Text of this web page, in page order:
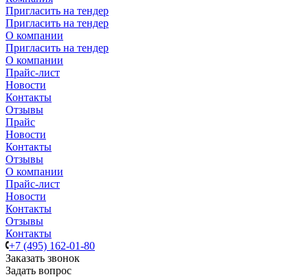
Пригласить на тендер
Пригласить на тендер
О компании
Пригласить на тендер
О компании
Прайс-лист
Новости
Контакты
Отзывы
Прайс
Новости
Контакты
Отзывы
О компании
Прайс-лист
Новости
Контакты
Отзывы
Контакты
+7 (495) 162-01-80
Заказать звонок
Задать вопрос